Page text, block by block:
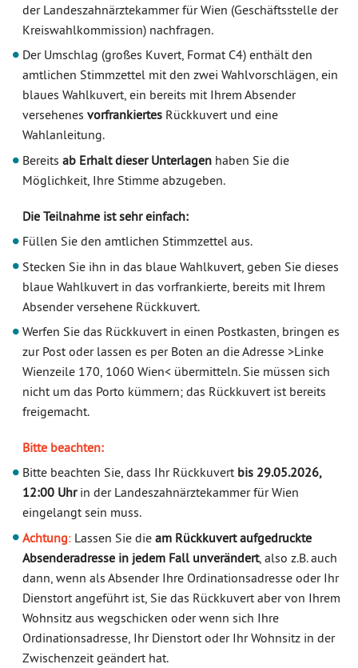
der Landeszahnärztekammer für Wien (Geschäftsstelle der
Kreiswahlkommission) nachfragen.
Der Umschlag (großes Kuvert, Format C4) enthält den
amtlichen Stimmzettel mit den zwei Wahlvorschlägen, ein
blaues Wahlkuvert, ein bereits mit Ihrem Absender
versehenes vorfrankiertesRückkuvert und eine
Wahlanleitung.
Bereits ab Erhalt dieser Unterlagenhaben Sie die
Möglichkeit, Ihre Stimme abzugeben.
Die Teilnahme ist sehr einfach:
Füllen Sie den amtlichen Stimmzettel aus.
Stecken Sie ihn in das blaue Wahlkuvert, geben Sie dieses
blaue Wahlkuvert in das vorfrankierte, bereits mit Ihrem
Absender versehene Rückkuvert.
Werfen Sie das Rückkuvert in einen Postkasten, bringen es
zur Post oder lassen es per Boten an die Adresse >Linke
Wienzeile 170, 1060 Wien< übermitteln. Sie müssen sich
nicht um das Porto kümmern; das Rückkuvert ist bereits
freigemacht.
Bitte beachten:
Bitte beachten Sie, dass Ihr Rückkuvert bis 29.05.2026,
12:00 Uhrin der Landeszahnärztekammer für Wien
eingelangt sein muss.
Achtung:Lassen Sie die am Rückkuvert aufgedruckte
Absenderadresse in jedem Fall unverändert, also z.B. auch
dann, wenn als Absender Ihre Ordinationsadresse oder Ihr
Dienstort angeführt ist, Sie das Rückkuvert aber von Ihrem
Wohnsitz aus wegschicken oder wenn sich Ihre
Ordinationsadresse, Ihr Dienstort oder Ihr Wohnsitz in der
Zwischenzeit geändert hat.